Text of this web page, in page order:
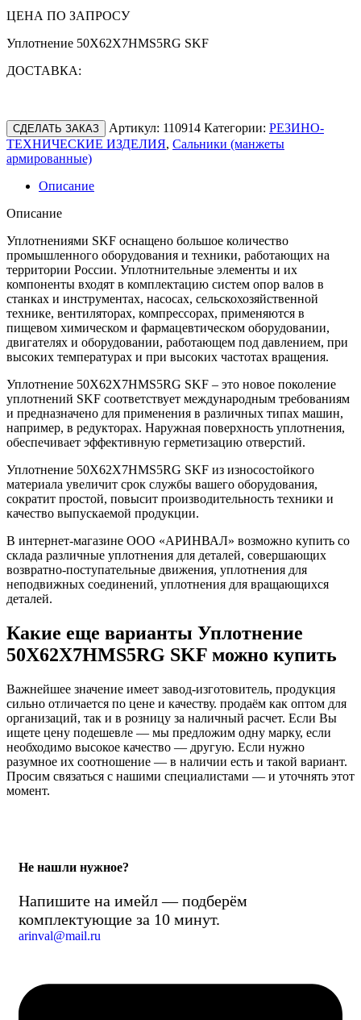
ЦЕНА ПО ЗАПРОСУ
Уплотнение 50X62X7HMS5RG SKF
ДОСТАВКА:
СДЕЛАТЬ ЗАКАЗ Артикул: 110914 Категории: РЕЗИНО-
ТЕХНИЧЕСКИЕ ИЗДЕЛИЯ, Сальники (манжеты
армированные)
Описание
Описание
Уплотнениями SKF оснащено большое количество
промышленного оборудования и техники, работающих на
территории России. Уплотнительные элементы и их
компоненты входят в комплектацию систем опор валов в
станках и инструментах, насосах, сельскохозяйственной
технике, вентиляторах, компрессорах, применяются в
пищевом химическом и фармацевтическом оборудовании,
двигателях и оборудовании, работающем под давлением, при
высоких температурах и при высоких частотах вращения.
Уплотнение 50X62X7HMS5RG SKF – это новое поколение
уплотнений SKF соответствует международным требованиям
и предназначено для применения в различных типах машин,
например, в редукторах. Наружная поверхность уплотнения,
обеспечивает эффективную герметизацию отверстий.
Уплотнение 50X62X7HMS5RG SKF из износостойкого
материала увеличит срок службы вашего оборудования,
сократит простой, повысит производительность техники и
качество выпускаемой продукции.
В интернет-магазине ООО «АРИНВАЛ» возможно купить со
склада различные уплотнения для деталей, совершающих
возвратно-поступательные движения, уплотнения для
неподвижных соединений, уплотнения для вращающихся
деталей.
Какие еще варианты Уплотнение
50X62X7HMS5RG SKF можно купить
Важнейшее значение имеет завод-изготовитель, продукция
сильно отличается по цене и качеству. продаём как оптом для
организаций, так и в розницу за наличный расчет. Если Вы
ищете цену подешевле — мы предложим одну марку, если
необходимо высокое качество — другую. Если нужно
разумное их соотношение — в наличии есть и такой вариант.
Просим связаться с нашими специалистами — и уточнять этот
момент.
Не нашли нужное?
Напишите на имейл — подберём
комплектующие за 10 минут.
arinval@mail.ru